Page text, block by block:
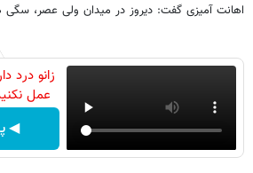
اهانت آمیزی گفت: دیروز در میدان ولی عصر،
زانو درد
عمل
◀